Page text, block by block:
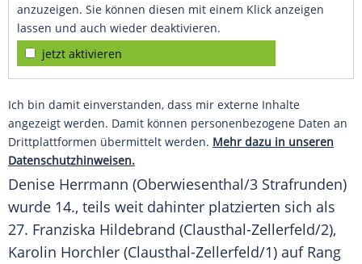
anzuzeigen. Sie können diesen mit einem Klick anzeigen
lassen und auch wieder deaktivieren.
jetzt aktivieren
Ich bin damit einverstanden, dass mir externe Inhalte
angezeigt werden. Damit können personenbezogene Daten an
Drittplattformen übermittelt werden. Mehr dazu in unseren
Datenschutzhinweisen.
Denise Herrmann (Oberwiesenthal/3 Strafrunden)
wurde 14., teils weit dahinter platzierten sich als
27. Franziska Hildebrand (Clausthal-Zellerfeld/2),
Karolin Horchler (Clausthal-Zellerfeld/1) auf Rang